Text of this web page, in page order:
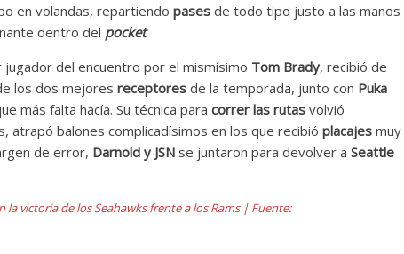
en volandas, repartiendo pases de todo tipo justo a las manos
dentro del pocket.
del encuentro por el mismísimo Tom Brady, recibió de
los dos mejores receptores de la temporada, junto con Puka
más falta hacía. Su técnica para correr las rutas volvió
atrapó balones complicadísimos en los que recibió placajes muy
de error, Darnold y JSN se juntaron para devolver a Seattle
victoria de los Seahawks frente a los Rams | Fuente: